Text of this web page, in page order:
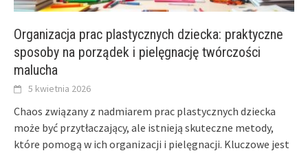
Organizacja prac plastycznych dziecka: praktyczne
sposoby na porządek i pielęgnację twórczości
malucha
5 kwietnia 2026
Chaos związany z nadmiarem prac plastycznych dziecka
może być przytłaczający, ale istnieją skuteczne metody,
które pomogą w ich organizacji i pielęgnacji. Kluczowe jest